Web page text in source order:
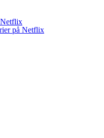
på Netflix